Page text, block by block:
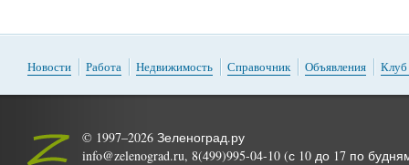
Новости Работа Недвижимость Справочник Объявления Клуб
© 1997–2026 Зеленоград.ру
info@zelenograd.ru, 8(499)995-04-10 (с 10 до 17 по